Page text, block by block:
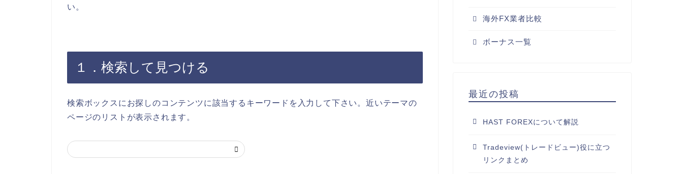
い。
１．検索して見つける
検索ボックスにお探しのコンテンツに該当するキーワードを入力して下さい。近いテーマの
ページのリストが表示されます。
海外FX業者比較
ボーナス一覧
最近の投稿
HAST FOREXについて解説
Tradeview(トレードビュー)役に立つ
リンクまとめ